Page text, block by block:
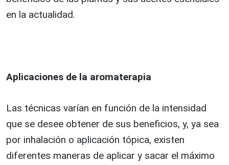
en la actualidad.
Aplicaciones de la aromaterapia
Las técnicas varían en función de la intensidad
que se desee obtener de sus beneficios, y, ya sea
por inhalación o aplicación tópica, existen
diferentes maneras de aplicar y sacar el máximo